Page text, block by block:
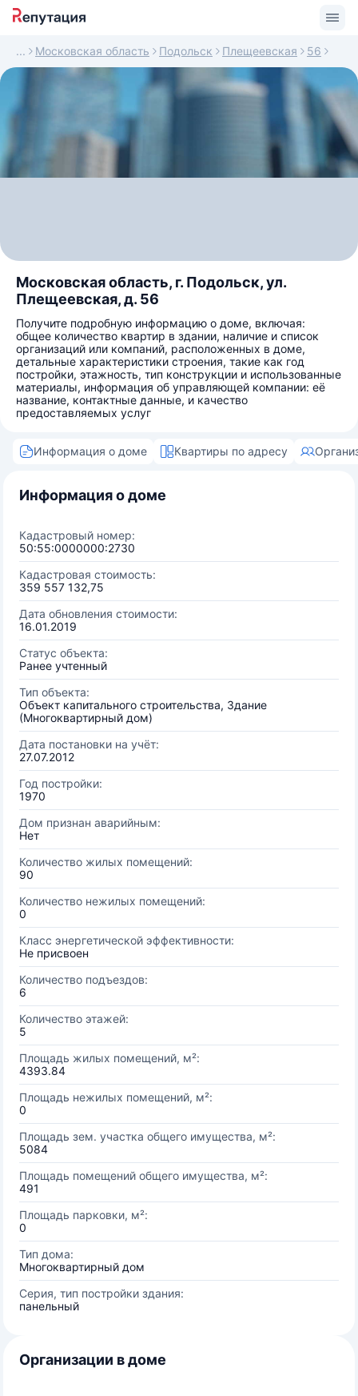
Московская область Подольск Плещеевская 56
Московская область, г. Подольск, ул.
Плещеевская, д. 56
Получите подробную информацию о доме, включая:
общее количество квартир в здании, наличие и список
организаций или компаний, расположенных в доме,
детальные характеристики строения, такие как год
постройки, этажность, тип конструкции и использованные
материалы, информация об управляющей компании: её
название, контактные данные, и качество
предоставляемых услуг
Информация о доме Квартиры по адресу
Информация о доме
Кадастровый номер:
50:55:0000000:2730
Кадастровая стоимость:
359 557 132,75
Дата обновления стоимости:
16.01.2019
Статус объекта:
Ранее учтенный
Тип объекта:
Объект капитального строительства, Здание
(Многоквартирный дом)
Дата постановки на учёт:
27.07.2012
Год постройки:
1970
Дом признан аварийным:
Нет
Количество жилых помещений:
90
Количество нежилых помещений:
0
Класс энергетической эффективности:
Не присвоен
Количество подъездов:
6
Количество этажей:
5
Площадь жилых помещений, м²:
4393.84
Площадь нежилых помещений, м²:
0
Площадь зем. участка общего имущества, м²:
5084
Площадь помещений общего имущества, м²:
491
Площадь парковки, м²:
0
Тип дома:
Многоквартирный дом
Серия, тип постройки здания:
панельный
Организации в доме